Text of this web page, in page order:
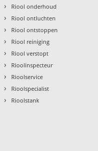
› Riool onderhoud
› Riool ontluchten
› Riool ontstoppen
› Riool reiniging
› Riool verstopt
› Rioolinspecteur
› Rioolservice
› Rioolspecialist
› Rioolstank